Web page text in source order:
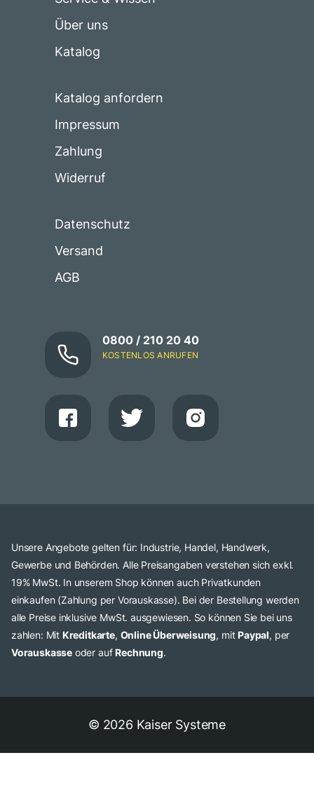
Über uns
Katalog
Katalog anfordern
Impressum
Zahlung
Widerruf
Datenschutz
Versand
AGB
0800 / 210 20 40
KOSTENLOS ANRUFEN
Unsere Angebote gelten für: Industrie, Handel, Handwerk,
Gewerbe und Behörden. Alle Preisangaben verstehen sich exkl.
19% MwSt. In unserem Shop können auch Privatkunden
einkaufen (Zahlung per Vorauskasse). Bei der Bestellung werden
alle Preise inklusive MwSt. ausgewiesen. So können Sie bei uns
zahlen: Mit Kreditkarte, Online Überweisung, mit Paypal, per
Vorauskasse oder auf Rechnung.
© 2026 Kaiser Systeme